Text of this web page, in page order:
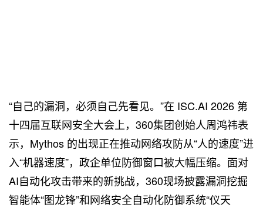
“自己的漏洞，必须自己先看见。”在 ISC.AI 2026 第
十四届互联网安全大会上，360集团创始人周鸿祎表
示，Mythos 的出现正在推动网络攻防从“人的速度”进
入“机器速度”，政企单位防御窗口被大幅压缩。面对
AI自动化攻击带来的新挑战，360现场披露漏洞挖掘
智能体“图龙锋”和网络安全自动化防御系统“仪天